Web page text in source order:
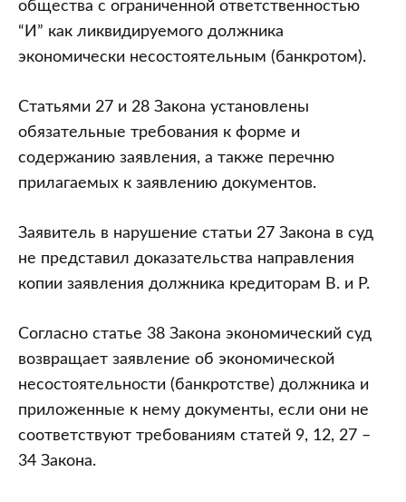
общества с ограниченной ответственностью
“И” как ликвидируемого должника
экономически несостоятельным (банкротом).
Статьями 27 и 28 Закона установлены
обязательные требования к форме и
содержанию заявления, а также перечню
прилагаемых к заявлению документов.
Заявитель в нарушение статьи 27 Закона в суд
не представил доказательства направления
копии заявления должника кредиторам В. и Р.
Согласно статье 38 Закона экономический суд
возвращает заявление об экономической
несостоятельности (банкротстве) должника и
приложенные к нему документы, если они не
соответствуют требованиям статей 9, 12, 27 –
34 Закона.